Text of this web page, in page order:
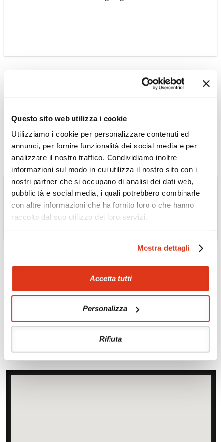
Questo sito web utilizza i cookie
Utilizziamo i cookie per personalizzare contenuti ed
annunci, per fornire funzionalità dei social media e per
analizzare il nostro traffico. Condividiamo inoltre
informazioni sul modo in cui utilizza il nostro sito con i
nostri partner che si occupano di analisi dei dati web,
pubblicità e social media, i quali potrebbero combinarle
con altre informazioni che ha fornito loro o che hanno
raccolto dal suo utilizzo dei loro servizi.
Mostra dettagli
Accetta tutti
Personalizza
Rifiuta
Langtang e Helambu
Leggi tutto »
Wellness, luxury e
cultura in Nepal
Pacchetto benessere e visite 8 giorni/7